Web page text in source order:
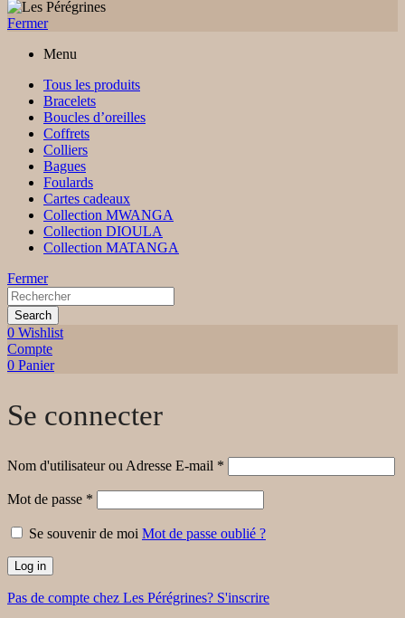
Fermer
Menu
Tous les produits
Bracelets
Boucles d’oreilles
Coffrets
Colliers
Bagues
Foulards
Cartes cadeaux
Collection MWANGA
Collection DIOULA
Collection MATANGA
Fermer
Search
0 Wishlist
Compte
0 Panier
Se connecter
Nom d'utilisateur ou Adresse E-mail *
Mot de passe *
Se souvenir de moi Mot de passe oublié ?
Log in
Pas de compte chez Les Pérégrines? S'inscrire